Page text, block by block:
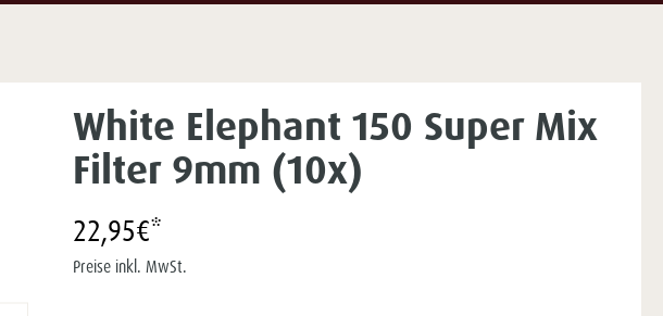
White Elephant 150 Super Mix
Filter 9mm (10x)
22,95€*
Preise inkl. MwSt.